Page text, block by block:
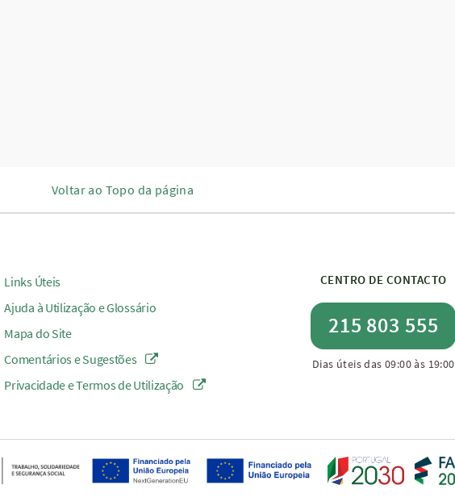
Voltar ao Topo da página
Links Úteis
Ajuda à Utilização e Glossário
Mapa do Site
Comentários e Sugestões
Privacidade e Termos de Utilização
CENTRO DE CONTACTO
215 803 555
Dias úteis das 09:00 às 19:00